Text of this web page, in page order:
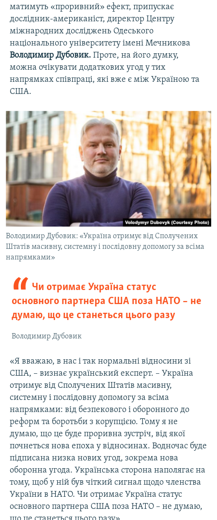
матимуть «проривний» ефект, припускає
дослідник-американіст, директор Центру
міжнародних досліджень Одеського
національного університету імені Мечникова
Володимир Дубовик. Проте, на його думку,
можна очікувати додаткових угод у тих
напрямках співпраці, які вже є між Україною та
США.
Володимир Дубовик: «Україна отримує від Сполучених
Штатів масивну, системну і послідовну допомогу за всіма
напрямками»
Чи отримає Україна статус
основного партнера США поза НАТО – не
думаю, що це станеться цього разу
Володимир Дубовик
«Я вважаю, в нас і так нормальні відносини зі
США, – визнає український експерт. – Україна
отримує від Сполучених Штатів масивну,
системну і послідовну допомогу за всіма
напрямками: від безпекового і оборонного до
реформ та боротьби з корупцією. Тому я не
думаю, що це буде проривна зустріч, від якої
почнеться нова епоха у відносинах. Водночас буде
підписана низка нових угод, зокрема нова
оборонна угода. Українська сторона наполягає на
тому, щоб у ній був чіткий сигнал щодо членства
України в НАТО. Чи отримає Україна статус
основного партнера США поза НАТО – не думаю,